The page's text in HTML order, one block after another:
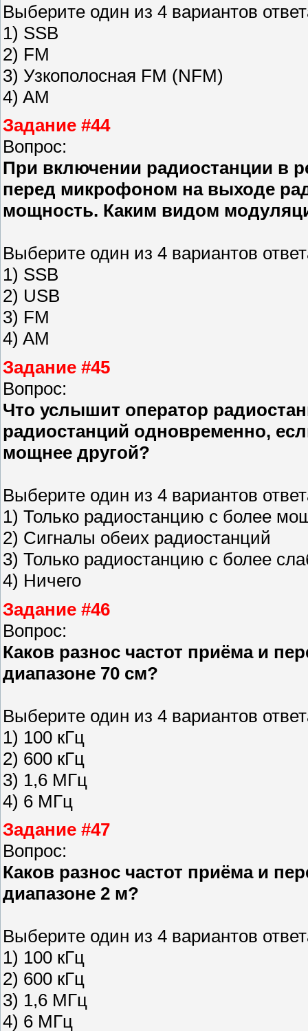
Выберите один из 4 вариантов
1) SSB
2) FM
3) Узкополосная FM (NFM)
4) AM
Задание #44
Вопрос:
При включении радиостанции в
перед микрофоном на выходе
мощность. Каким видом
Выберите один из 4 вариантов
1) SSB
2) USB
3) FM
4) AM
Задание #45
Вопрос:
Что услышит оператор
радиостанций одновременно,
мощнее другой?
Выберите один из 4 вариантов
1) Только радиостанцию с более
2) Сигналы обеих радиостанций
3) Только радиостанцию с более
4) Ничего
Задание #46
Вопрос:
Каков разнос частот приёма и
диапазоне 70 см?
Выберите один из 4 вариантов
1) 100 кГц
2) 600 кГц
3) 1,6 МГц
4) 6 МГц
Задание #47
Вопрос:
Каков разнос частот приёма и
диапазоне 2 м?
Выберите один из 4 вариантов
1) 100 кГц
2) 600 кГц
3) 1,6 МГц
4) 6 МГц